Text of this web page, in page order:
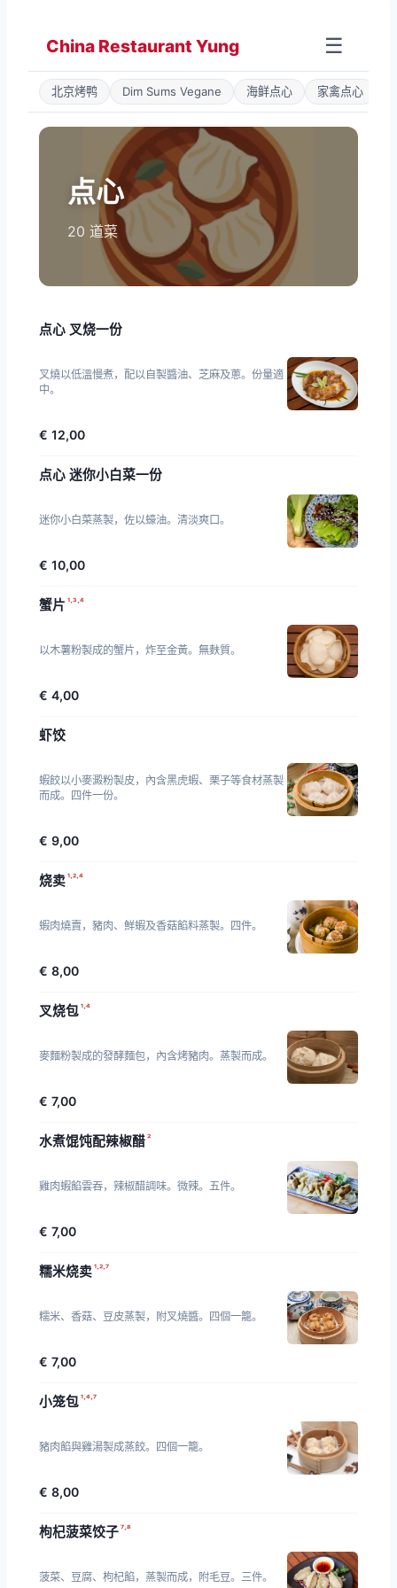
springen
China Restaurant Yung ☰
北京烤鸭 Dim Sums Vegane 海鲜点心 家禽点心
点心
20 道菜
点心 叉烧一份
叉燒以低溫慢煮，配以自製醬油、芝麻及蔥。份量適
中。
€ 12,00
点心 迷你小白菜一份
迷你小白菜蒸製，佐以蠔油。清淡爽口。
€ 10,00
蟹片 ¹·³·⁴
以木薯粉製成的蟹片，炸至金黃。無麩質。
€ 4,00
虾饺
蝦餃以小麥澱粉製皮，內含黑虎蝦、栗子等食材蒸製
而成。四件一份。
€ 9,00
烧卖¹·²·⁴
蝦肉燒賣，豬肉、鮮蝦及香菇餡料蒸製。四件。
€ 8,00
叉烧包¹·⁴
麥麵粉製成的發酵麵包，內含烤豬肉。蒸製而成。
€ 7,00
水煮馄饨配辣椒醋²
雞肉蝦餡雲吞，辣椒醋調味。微辣。五件。
€ 7,00
糯米烧卖¹·²·⁷
糯米、香菇、豆皮蒸製，附叉燒醬。四個一籠。
€ 7,00
小笼包¹·⁴·⁷
豬肉餡與雞湯製成蒸餃。四個一籠。
€ 8,00
枸杞菠菜饺子⁷·⁸
菠菜、豆腐、枸杞餡，蒸製而成，附毛豆。三件。